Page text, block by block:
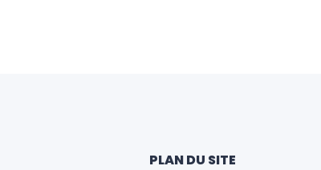
PLAN DU SITE